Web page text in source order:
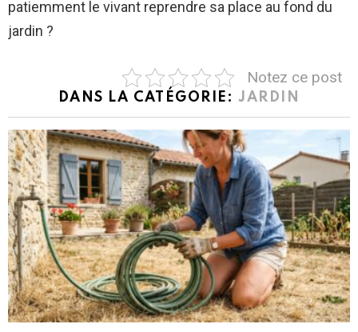
patiemment le vivant reprendre sa place au fond du
jardin ?
Notez ce post
DANS LA CATÉGORIE:JARDIN